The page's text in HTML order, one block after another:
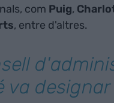
com Puig,
, entre d'altres.
va designar